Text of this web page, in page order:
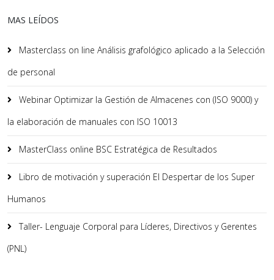
MAS LEÍDOS
Masterclass on line Análisis grafológico aplicado a la Selección
de personal
Webinar Optimizar la Gestión de Almacenes con (ISO 9000) y
la elaboración de manuales con ISO 10013
MasterClass online BSC Estratégica de Resultados
Libro de motivación y superación El Despertar de los Super
Humanos
Taller- Lenguaje Corporal para Líderes, Directivos y Gerentes
(PNL)